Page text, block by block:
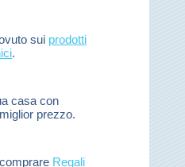
sui prodotti
.
casa con
prezzo.
Regali